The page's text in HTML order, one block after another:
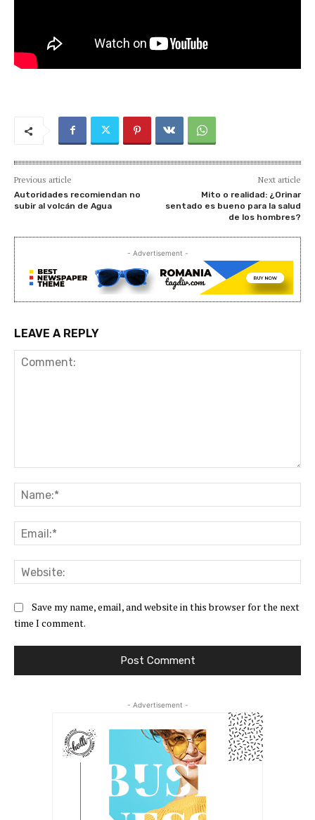
Previous article
Autoridades recomiendan no
subir al volcán de Agua
Next article
Mito o realidad: ¿Orinar
sentado es bueno para la salud
de los hombres?
- Advertisement -
LEAVE A REPLY
Save my name, email, and website in this browser for the next
time I comment.
- Advertisement -